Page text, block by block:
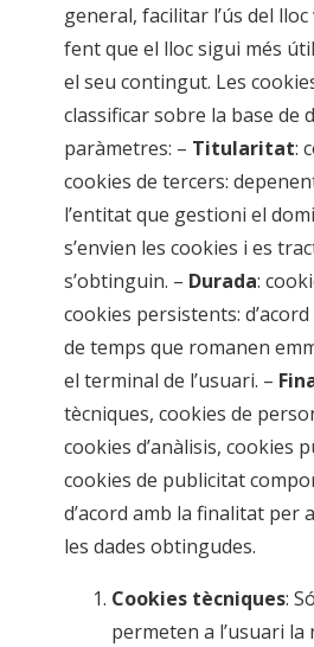
general, facilitar l’ús del lloc
fent que el lloc sigui més
el seu contingut. Les
classificar sobre la base de
paràmetres: – Titularitat:
cookies de tercers:
l’entitat que gestioni el
s’envien les cookies i es
s’obtinguin. – Durada:
cookies persistents:
de temps que romanen
el terminal de l’usuari. –
tècniques, cookies de
cookies d’anàlisis, cookies
cookies de publicitat
d’acord amb la finalitat per
les dades obtingudes.
Cookies tècniques:
permeten a l’usuari la